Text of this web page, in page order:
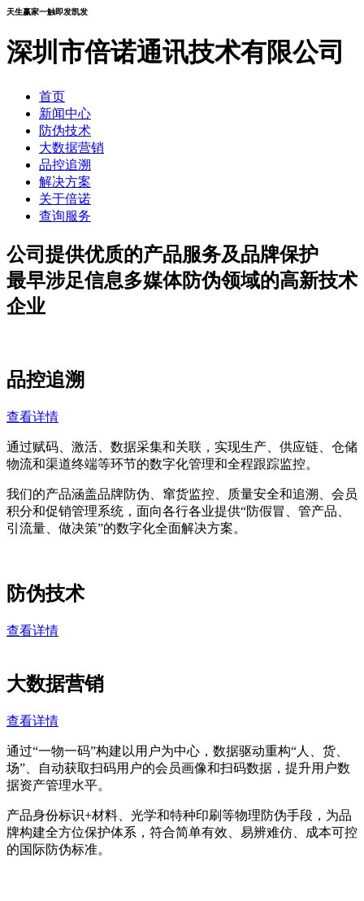
天生赢家一触即发凯发
深圳市倍诺通讯技术有限公司
首页
新闻中心
防伪技术
大数据营销
品控追溯
解决方案
关于倍诺
查询服务
公司提供优质的产品服务及品牌保护
最早涉足信息多媒体防伪领域的高新技术
企业
品控追溯
查看详情
通过赋码、激活、数据采集和关联，实现生产、供应链、仓储
物流和渠道终端等环节的数字化管理和全程跟踪监控。
我们的产品涵盖品牌防伪、窜货监控、质量安全和追溯、会员
积分和促销管理系统，面向各行各业提供“防假冒、管产品、
引流量、做决策”的数字化全面解决方案。
防伪技术
查看详情
大数据营销
查看详情
通过“一物一码”构建以用户为中心，数据驱动重构“人、货、
场”、自动获取扫码用户的会员画像和扫码数据，提升用户数
据资产管理水平。
产品身份标识+材料、光学和特种印刷等物理防伪手段，为品
牌构建全方位保护体系，符合简单有效、易辨难仿、成本可控
的国际防伪标准。